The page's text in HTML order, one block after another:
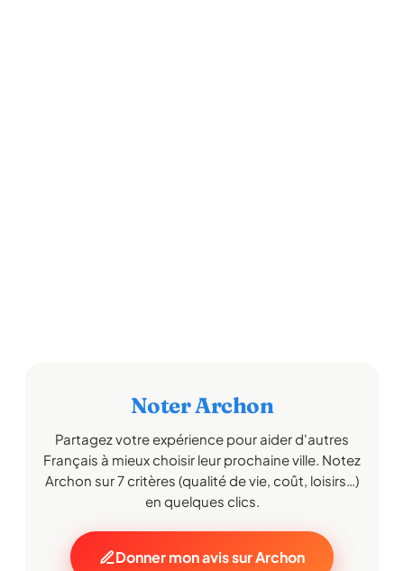
Noter Archon
Partagez votre expérience pour aider d'autres
Français à mieux choisir leur prochaine ville. Notez
Archon sur 7 critères (qualité de vie, coût, loisirs…)
en quelques clics.
Donner mon avis sur Archon